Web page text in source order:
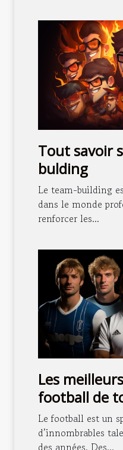
Tout savoir
bulding
Le team-building
dans le monde
renforcer les...
Les
football de
Le football est un
d’innombrables